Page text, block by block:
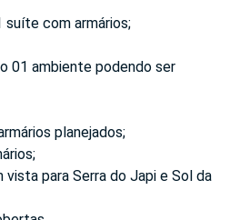
suíte com armários;
01 ambiente podendo ser
planejados;
vista para Serra do Japi e Sol da